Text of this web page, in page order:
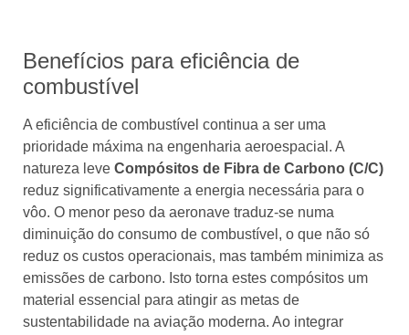
Benefícios para eficiência de
combustível
A eficiência de combustível continua a ser uma
prioridade máxima na engenharia aeroespacial. A
natureza leve Compósitos de Fibra de Carbono (C/C)
reduz significativamente a energia necessária para o
vôo. O menor peso da aeronave traduz-se numa
diminuição do consumo de combustível, o que não só
reduz os custos operacionais, mas também minimiza as
emissões de carbono. Isto torna estes compósitos um
material essencial para atingir as metas de
sustentabilidade na aviação moderna. Ao integrar